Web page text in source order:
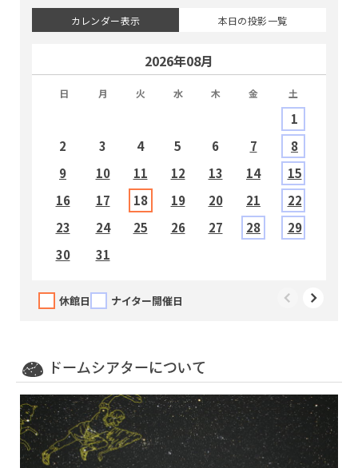
カレンダー表示 本日の投影一覧
2026年08月
日 月 火 水 木 金 土
1
2
3 4 5 6 7
8
9
10 11 12 13 14
15
16
17 18 19 20 21
22
23
24 25 26 27 28
29
30
31
休館日 ナイター開催日
ドームシアターについて